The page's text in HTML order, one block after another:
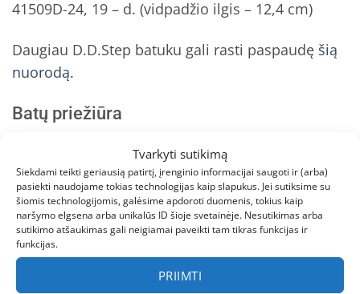
Tvarkyti sutikimą
Siekdami teikti geriausią patirtį, įrenginio informacijai saugoti ir (arba)
pasiekti naudojame tokias technologijas kaip slapukus. Jei sutiksime su
šiomis technologijomis, galėsime apdoroti duomenis, tokius kaip
naršymo elgsena arba unikalūs ID šioje svetainėje. Nesutikimas arba
sutikimo atšaukimas gali neigiamai paveikti tam tikras funkcijas ir
funkcijas.
PRIIMTI
41509D-24, 19 – d. (vidpadžio ilgis – 12,4 cm)
Daugiau D.D.Step batuku gali rasti paspaudę šią
nuorodą.
Batų priežiūra
Nuo bato priežiūros priklauso avalynės išvaizda ir
tarnavimo laikas. Laikantis kelių paprastų
taisyklių, galima savo batus išlaikyti gražius ir
puikios būklės ilgą laiką.
Batų impregnavimas
Impregnuojama avalynė turi būti švari ir sausa,